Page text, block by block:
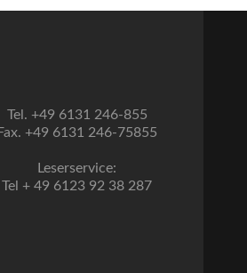
Tel. +49 6131 246-855
Fax. +49 6131 246-75855
Leserservice:
Tel + 49 6123 92 38 287